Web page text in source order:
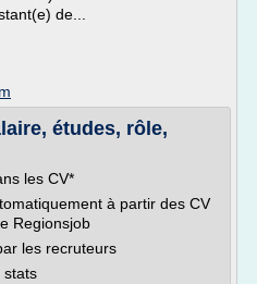
de...
études, rôle,
les CV*
à partir des CV
Regionsjob
les recruteurs
stats